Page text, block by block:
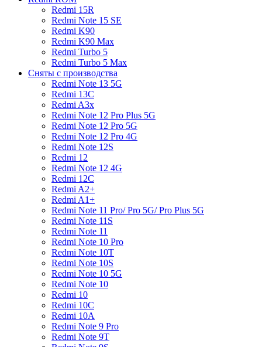
Redmi 15R
Redmi Note 15 SE
Redmi K90
Redmi K90 Max
Redmi Turbo 5
Redmi Turbo 5 Max
Сняты с производства
Redmi Note 13 5G
Redmi 13C
Redmi A3x
Redmi Note 12 Pro Plus 5G
Redmi Note 12 Pro 5G
Redmi Note 12 Pro 4G
Redmi Note 12S
Redmi 12
Redmi Note 12 4G
Redmi 12C
Redmi A2+
Redmi A1+
Redmi Note 11 Pro/ Pro 5G/ Pro Plus 5G
Redmi Note 11S
Redmi Note 11
Redmi Note 10 Pro
Redmi Note 10T
Redmi Note 10S
Redmi Note 10 5G
Redmi Note 10
Redmi 10
Redmi 10C
Redmi 10A
Redmi Note 9 Pro
Redmi Note 9T